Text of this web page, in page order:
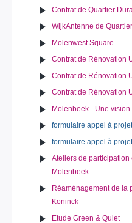
Contrat de Quartier
WijkAntenne de
Molenwest Square
Contrat de Rénovation
Contrat de Rénovation
Contrat de Rénovation
Molenbeek - Une
formulaire appel à
formulaire appel à
Ateliers de
Molenbeek
Réaménagement de la
Koninck
Etude Green & Quiet